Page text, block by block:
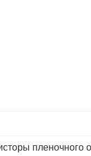
пленочного